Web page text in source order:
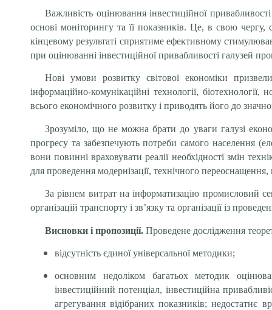
Важливість оцінювання інвестиційної
основі моніторингу та її показників. Це, в свою
кінцевому результаті сприятиме ефективному
при оцінюванні інвестиційної привабливості галузей
Нові умови розвитку світової економіки
інформаційно-комунікаційні технології,
всього економічного розвитку і приводять його до
Зрозуміло, що не можна брати до уваги галузі
прогресу та забезпечують потреби самого населення
вони повинні враховувати реалії необхідності змін
для проведення модернізації, технічного
За рівнем витрат на інформатизацію промисловий
організацій транспорту і зв’язку та організації із
Висновки і пропозиції.Проведене дослідження
відсутність єдиної універсальної методики;
основним недоліком багатьох методик
інвестиційний потенціал, інвестиційна
агрегування відібраних показників; недостатнє